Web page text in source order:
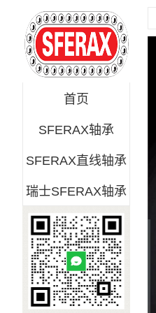
首页
SFERAX轴承
SFERAX直线轴承
瑞士SFERAX轴承